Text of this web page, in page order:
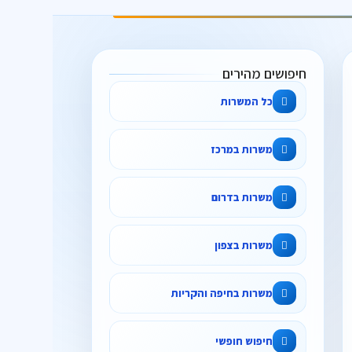
חיפושים מהירים
כל המשרות
משרות במרכז
משרות בדרום
משרות בצפון
משרות בחיפה והקריות
חיפוש חופשי